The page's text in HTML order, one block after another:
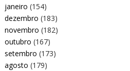
janeiro (154)
dezembro (183)
novembro (182)
outubro (167)
setembro (173)
agosto (179)